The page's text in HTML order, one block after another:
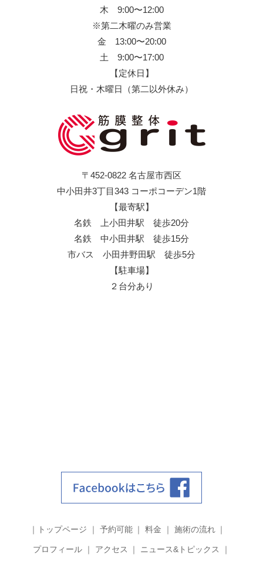
木 9:00〜12:00
※第二木曜のみ営業
金 13:00〜20:00
土 9:00〜17:00
【定休日】
日祝・木曜日（第二以外休み）
〒452-0822 名古屋市西区
中小田井3丁目343 コーポコーデン1階
【最寄駅】
名鉄 上小田井駅 徒歩20分
名鉄 中小田井駅 徒歩15分
市バス 小田井野田駅 徒歩5分
【駐車場】
２台分あり
トップページ 予約可能 料金 施術の流れ
プロフィール アクセス ニュース&トピックス